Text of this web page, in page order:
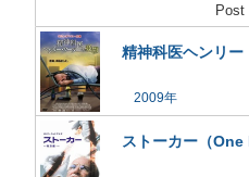
Post
精神科医ヘンリー
2009
ストーカー（